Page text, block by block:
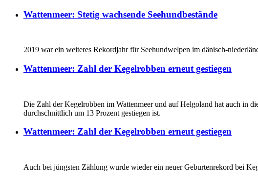
Wattenmeer: Stetig wachsende Seehundbestände
2019 war ein weiteres Rekordjahr für Seehundwelpen im dänisch-
Wattenmeer: Zahl der Kegelrobben erneut gestiegen
Die Zahl der Kegelrobben im Wattenmeer und auf Helgoland hat auch in
durchschnittlich um 13 Prozent gestiegen ist.
Wattenmeer: Zahl der Kegelrobben erneut gestiegen
Auch bei jüngsten Zählung wurde wieder ein neuer Geburtenrekord bei